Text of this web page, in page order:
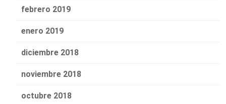
febrero 2019
enero 2019
diciembre 2018
noviembre 2018
octubre 2018